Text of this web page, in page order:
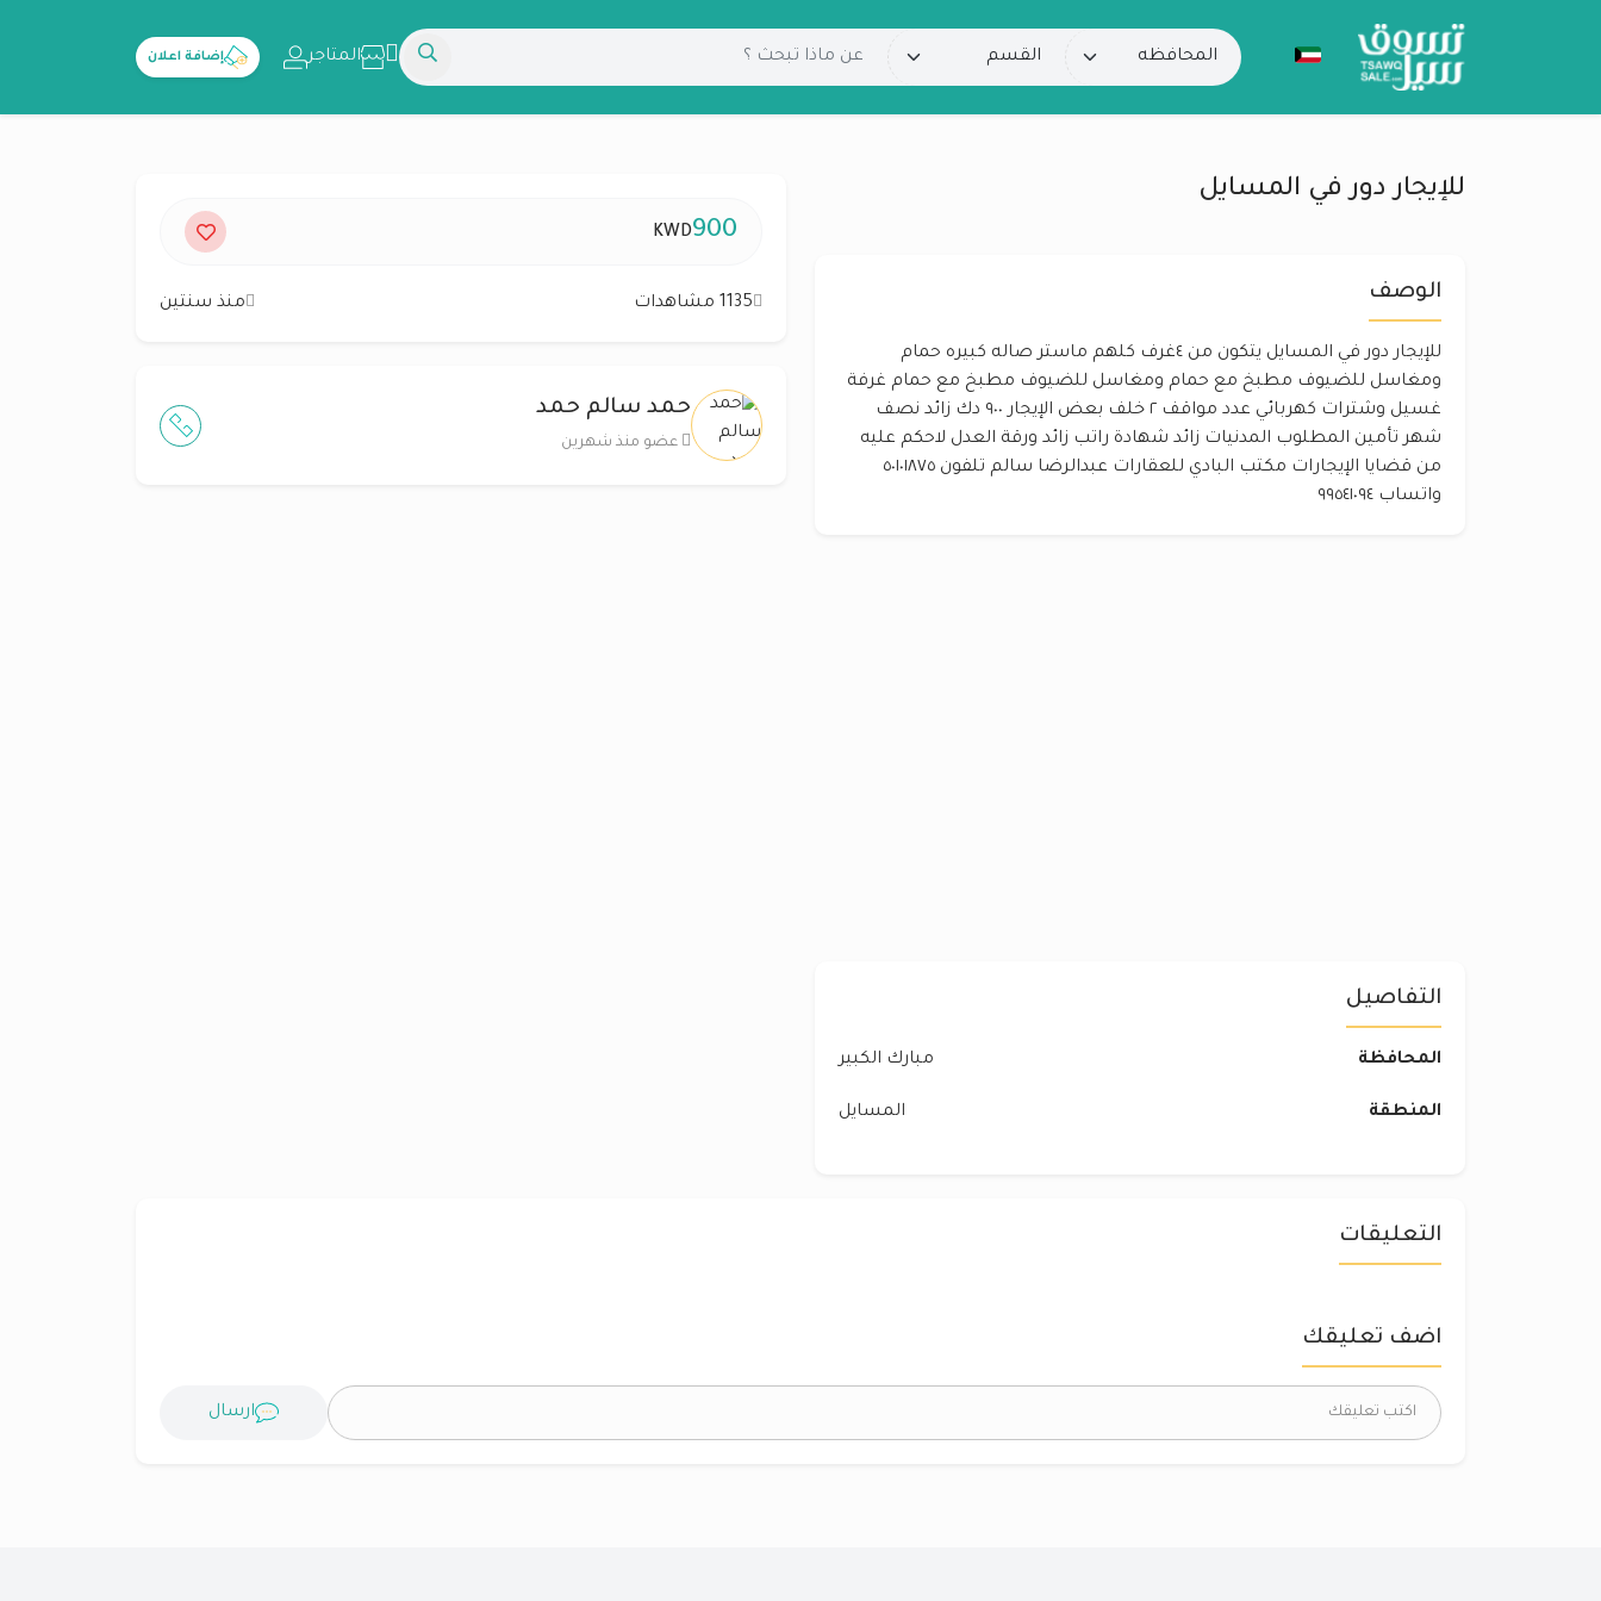
المتاجر إضافة اعلان
للإيجار دور في المسايل
الوصف
للإيجار دور في المسايل يتكون من ٤غرف كلهم ماستر صاله كبيره حمام
ومغاسل للضيوف مطبخ مع حمام ومغاسل للضيوف مطبخ مع حمام غرفة
غسيل وشترات كهربائي عدد مواقف ٢ خلف بعض الإيجار ٩٠٠ دك زائد نصف
شهر تأمين المطلوب المدنيات زائد شهادة راتب زائد ورقة العدل لاحكم عليه
من قضايا الإيجارات مكتب البادي للعقارات عبدالرضا سالم تلفون ٥٠١٠١٨٧٥
واتساب ٩٩٥٤١٠٩٤
900
KWD
1135 مشاهدات منذ سنتين
حمد سالم حمد
عضو منذ شهرين
التفاصيل
المحافظة مبارك الكبير
المنطقة المسايل
التعليقات
اضف تعليقك
ارسال